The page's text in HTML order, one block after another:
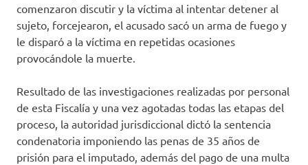
comenzaron discutir y la víctima al intentar detener al
sujeto, forcejearon, el acusado sacó un arma de fuego y
le disparó a la víctima en repetidas ocasiones
provocándole la muerte.
Resultado de las investigaciones realizadas por personal
de esta Fiscalía y una vez agotadas todas las etapas del
proceso, la autoridad jurisdiccional dictó la sentencia
condenatoria imponiendo las penas de 35 años de
prisión para el imputado, además del pago de una multa